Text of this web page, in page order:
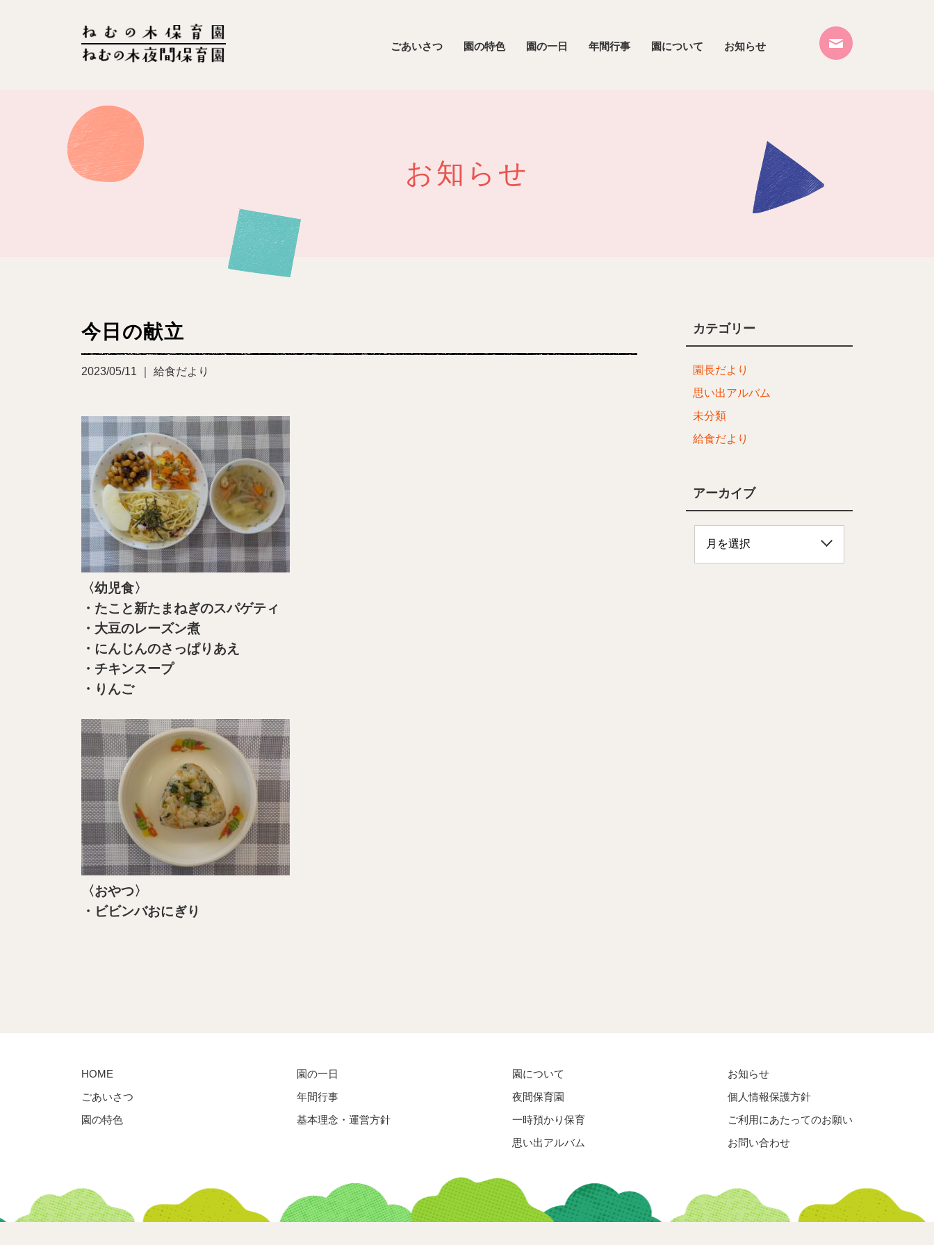
ごあいさつ 園の特色 園の一日 年間行事 園について お知らせ
お知らせ
今日の献立
2023/05/11 ｜ 給食だより
〈幼児食〉
・たこと新たまねぎのスパゲティ
・大豆のレーズン煮
・にんじんのさっぱりあえ
・チキンスープ
・りんご
〈おやつ〉
・ビビンバおにぎり
カテゴリー
園長だより
思い出アルバム
未分類
給食だより
アーカイブ
HOME
ごあいさつ
園の特色
園の一日
年間行事
基本理念・運営方針
園について
夜間保育園
一時預かり保育
思い出アルバム
お知らせ
個人情報保護方針
ご利用にあたってのお願い
お問い合わせ